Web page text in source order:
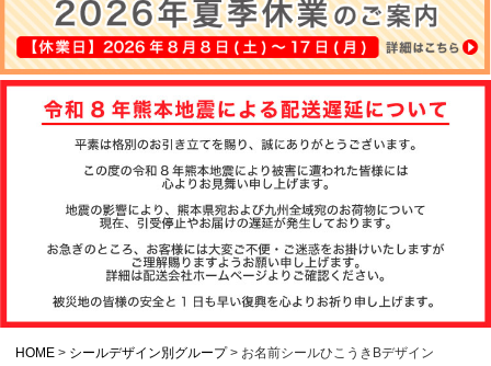
お買
い得
セッ
ト
スタ
ンプ
その
他
注文履歴
て
HOME シールデザイン別グループ お名前シールひこうきBデザイン